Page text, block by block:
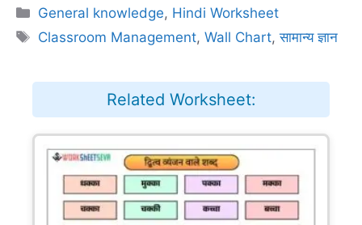
Categories
General knowledge, Hindi Worksheet
Tags
Classroom Management,Wall Chart,सामान्य ज्ञान
Related Worksheet: